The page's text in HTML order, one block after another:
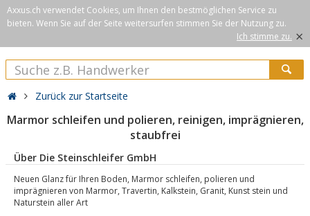
Axxus.ch verwendet Cookies, um Ihnen den bestmöglichen Service zu
bieten. Wenn Sie auf der Seite weitersurfen stimmen Sie der Nutzung zu.
Ich stimme zu. ×
Zurück zur Startseite
Marmor schleifen und polieren, reinigen, imprägnieren,
staubfrei
Über Die Steinschleifer GmbH
Neuen Glanz für Ihren Boden, Marmor schleifen, polieren und
imprägnieren von Marmor, Travertin, Kalkstein, Granit, Kunst stein und
Naturstein aller Art